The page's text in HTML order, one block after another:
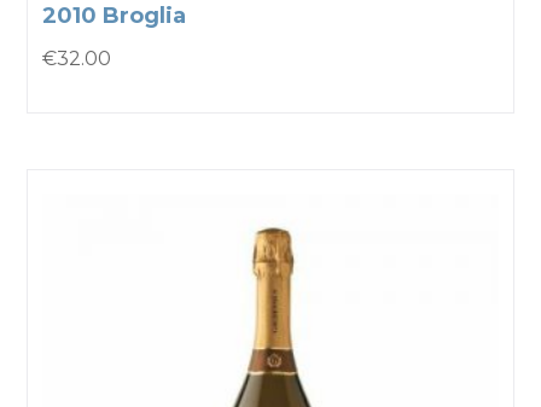
2010 Broglia
€32.00